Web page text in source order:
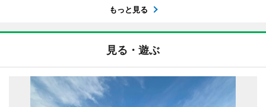
もっと見る
見る・遊ぶ